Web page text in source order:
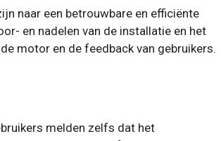
naar een betrouwbare en efficiënte
en nadelen van de installatie en het
motor en de feedback van gebruikers.
melden zelfs dat het